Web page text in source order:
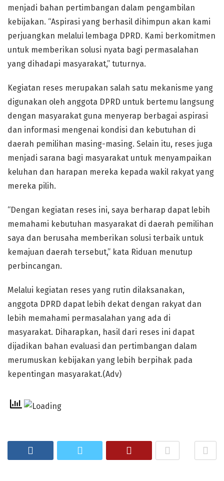
menjadi bahan pertimbangan dalam pengambilan
kebijakan. “Aspirasi yang berhasil dihimpun akan kami
perjuangkan melalui lembaga DPRD. Kami berkomitmen
untuk memberikan solusi nyata bagi permasalahan
yang dihadapi masyarakat,” tuturnya.
Kegiatan reses merupakan salah satu mekanisme yang
digunakan oleh anggota DPRD untuk bertemu langsung
dengan masyarakat guna menyerap berbagai aspirasi
dan informasi mengenai kondisi dan kebutuhan di
daerah pemilihan masing-masing. Selain itu, reses juga
menjadi sarana bagi masyarakat untuk menyampaikan
keluhan dan harapan mereka kepada wakil rakyat yang
mereka pilih.
“Dengan kegiatan reses ini, saya berharap dapat lebih
memahami kebutuhan masyarakat di daerah pemilihan
saya dan berusaha memberikan solusi terbaik untuk
kemajuan daerah tersebut,” kata Riduan menutup
perbincangan.
Melalui kegiatan reses yang rutin dilaksanakan,
anggota DPRD dapat lebih dekat dengan rakyat dan
lebih memahami permasalahan yang ada di
masyarakat. Diharapkan, hasil dari reses ini dapat
dijadikan bahan evaluasi dan pertimbangan dalam
merumuskan kebijakan yang lebih berpihak pada
kepentingan masyarakat.(Adv)